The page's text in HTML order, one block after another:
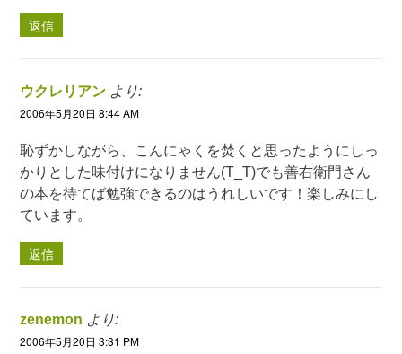
返信
ウクレリアン より:
2006年5月20日 8:44 AM
恥ずかしながら、こんにゃくを焚くと思ったようにしっ
かりとした味付けになりません(T_T)でも善右衛門さん
の本を待てば勉強できるのはうれしいです！楽しみにし
ています。
返信
zenemon より:
2006年5月20日 3:31 PM